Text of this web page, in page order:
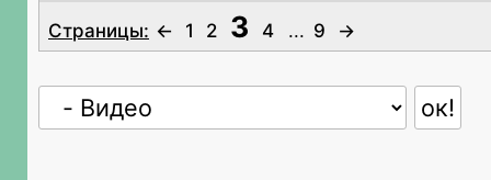
Страницы: ← 1 2 3 4 ... 9 →